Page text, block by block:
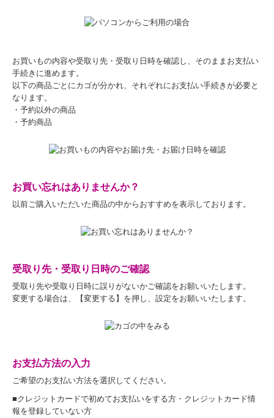
お買いもの内容や受取り先・受取り日時を確認し、そのままお支払い
手続きに進めます。
以下の商品ごとにカゴが分かれ、それぞれにお支払い手続きが必要と
なります。
・予約以外の商品
・予約商品
お買い忘れはありませんか？
以前ご購入いただいた商品の中からおすすめを表示しております。
受取り先・受取り日時のご確認
受取り先や受取り日時に誤りがないかご確認をお願いいたします。
変更する場合は、【変更する】を押し、設定をお願いいたします。
お支払方法の入力
ご希望のお支払い方法を選択してください。
■クレジットカードで初めてお支払いをする方・クレジットカード情
報を登録していない方